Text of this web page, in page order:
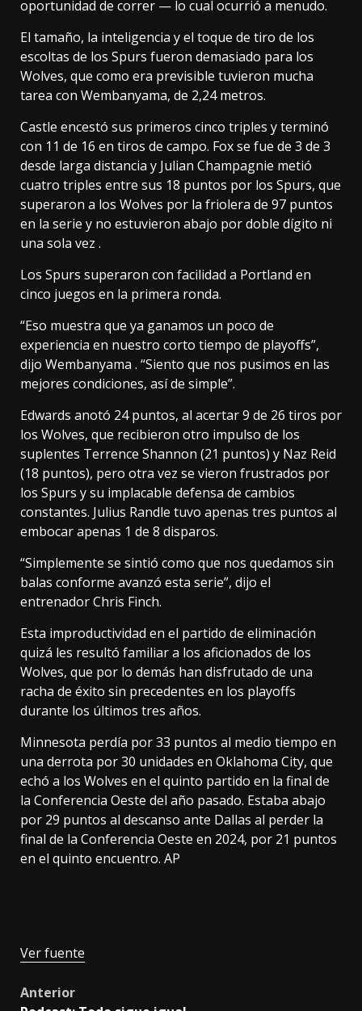
oportunidad de correr — lo cual ocurrió a menudo.
El tamaño, la inteligencia y el toque de tiro de los
escoltas de los Spurs fueron demasiado para los
Wolves, que como era previsible tuvieron mucha
tarea con Wembanyama, de 2,24 metros.
Castle encestó sus primeros cinco triples y terminó
con 11 de 16 en tiros de campo. Fox se fue de 3 de 3
desde larga distancia y Julian Champagnie metió
cuatro triples entre sus 18 puntos por los Spurs, que
superaron a los Wolves por la friolera de 97 puntos
en la serie y no estuvieron abajo por doble dígito ni
una sola vez .
Los Spurs superaron con facilidad a Portland en
cinco juegos en la primera ronda.
“Eso muestra que ya ganamos un poco de
experiencia en nuestro corto tiempo de playoffs”,
dijo Wembanyama . “Siento que nos pusimos en las
mejores condiciones, así de simple”.
Edwards anotó 24 puntos, al acertar 9 de 26 tiros por
los Wolves, que recibieron otro impulso de los
suplentes Terrence Shannon (21 puntos) y Naz Reid
(18 puntos), pero otra vez se vieron frustrados por
los Spurs y su implacable defensa de cambios
constantes. Julius Randle tuvo apenas tres puntos al
embocar apenas 1 de 8 disparos.
“Simplemente se sintió como que nos quedamos sin
balas conforme avanzó esta serie”, dijo el
entrenador Chris Finch.
Esta improductividad en el partido de eliminación
quizá les resultó familiar a los aficionados de los
Wolves, que por lo demás han disfrutado de una
racha de éxito sin precedentes en los playoffs
durante los últimos tres años.
Minnesota perdía por 33 puntos al medio tiempo en
una derrota por 30 unidades en Oklahoma City, que
echó a los Wolves en el quinto partido en la final de
la Conferencia Oeste del año pasado. Estaba abajo
por 29 puntos al descanso ante Dallas al perder la
final de la Conferencia Oeste en 2024, por 21 puntos
en el quinto encuentro. AP
Ver fuente
Post
Anterior